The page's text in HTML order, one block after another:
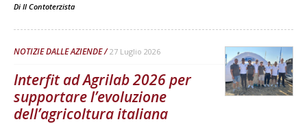
Di Il Contoterzista
NOTIZIE DALLE AZIENDE 27 Luglio 2026
Interfit ad Agrilab 2026 per
supportare l’evoluzione
dell’agricoltura italiana